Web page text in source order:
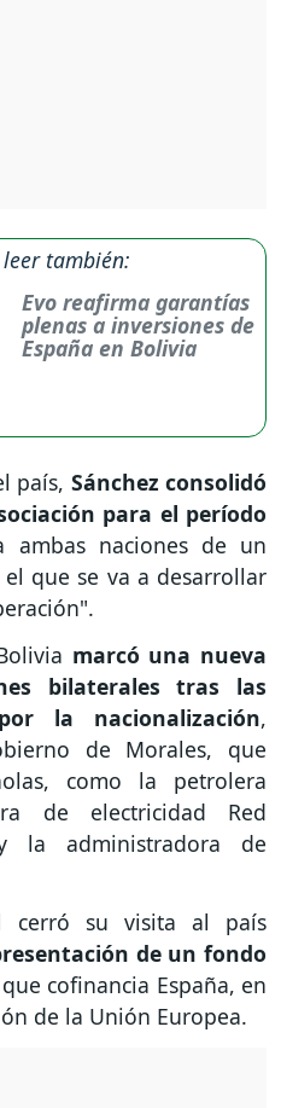
también:
Evo reafirma garantías
plenas a inversiones de
España en Bolivia
país, Sánchez consolidó
para el período
ambas naciones de un
que se va a desarrollar
marcó una nueva
bilaterales tras las
la nacionalización,
de Morales, que
como la petrolera
de electricidad Red
la administradora de
cerró su visita al país
de un fondo
cofinancia España, en
de la Unión Europea.